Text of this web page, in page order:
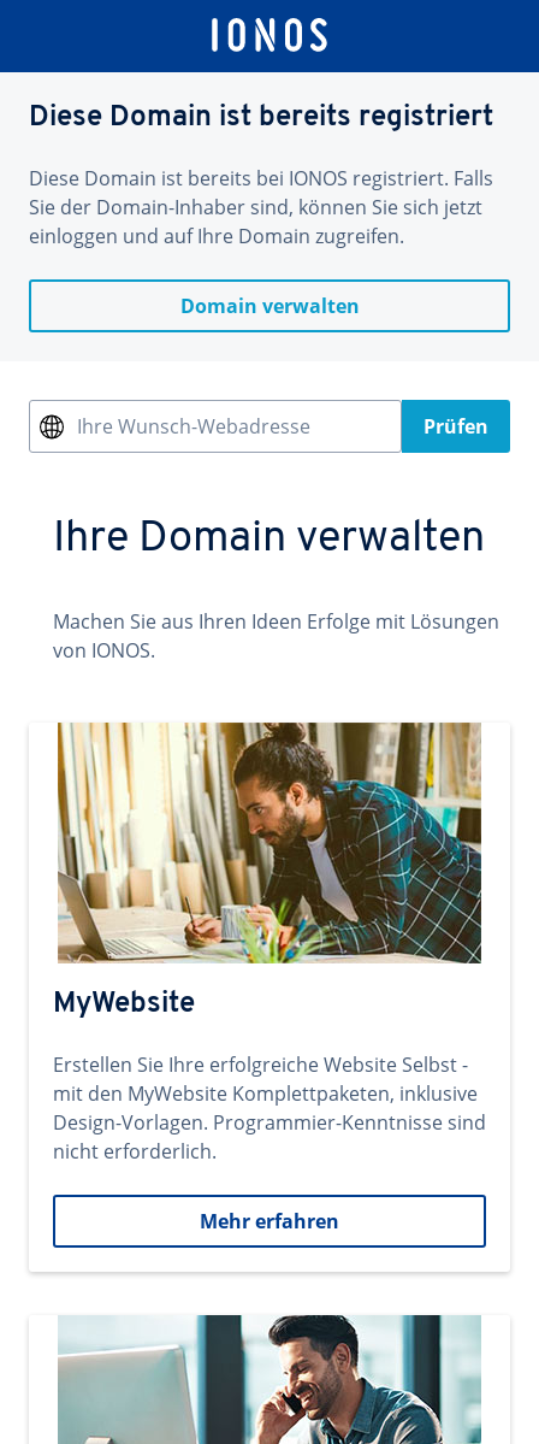
Diese Domain ist bereits registriert
Diese Domain ist bereits bei IONOS registriert. Falls
Sie der Domain-Inhaber sind, können Sie sich jetzt
einloggen und auf Ihre Domain zugreifen.
Domain verwalten
Ihre Wunsch-Webadresse Prüfen
Ihre Domain verwalten
Machen Sie aus Ihren Ideen Erfolge mit Lösungen
von IONOS.
MyWebsite
Erstellen Sie Ihre erfolgreiche Website Selbst -
mit den MyWebsite Komplettpaketen, inklusive
Design-Vorlagen. Programmier-Kenntnisse sind
nicht erforderlich.
Mehr erfahren